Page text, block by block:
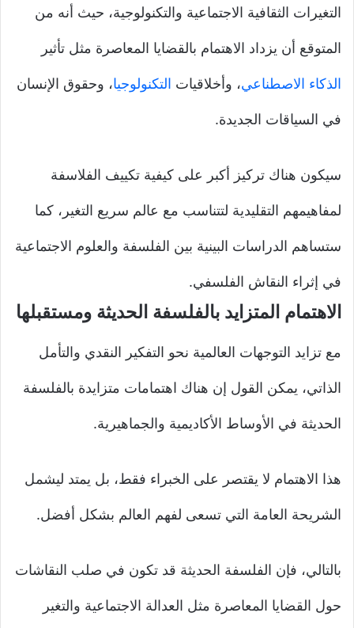
التغيرات الثقافية الاجتماعية والتكنولوجية، حيث أنه من
المتوقع أن يزداد الاهتمام بالقضايا المعاصرة مثل تأثير
الذكاء الاصطناعي، وأخلاقيات التكنولوجيا، وحقوق الإنسان
في السياقات الجديدة.
سيكون هناك تركيز أكبر على كيفية تكييف الفلاسفة
لمفاهيمهم التقليدية لتتناسب مع عالم سريع التغير، كما
ستساهم الدراسات البينية بين الفلسفة والعلوم الاجتماعية
في إثراء النقاش الفلسفي.
الاهتمام المتزايد بالفلسفة الحديثة ومستقبلها
مع تزايد التوجهات العالمية نحو التفكير النقدي والتأمل
الذاتي، يمكن القول إن هناك اهتمامات متزايدة بالفلسفة
الحديثة في الأوساط الأكاديمية والجماهيرية.
هذا الاهتمام لا يقتصر على الخبراء فقط، بل يمتد ليشمل
الشريحة العامة التي تسعى لفهم العالم بشكل أفضل.
بالتالي، فإن الفلسفة الحديثة قد تكون في صلب النقاشات
حول القضايا المعاصرة مثل العدالة الاجتماعية والتغير